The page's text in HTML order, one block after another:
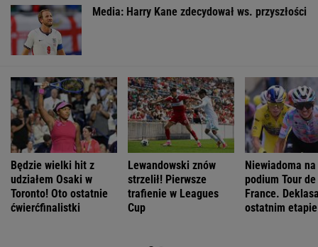
Media: Harry Kane zdecydował ws. przyszłości
Będzie wielki hit z
udziałem Osaki w
Toronto! Oto ostatnie
ćwierćfinalistki
Lewandowski znów
strzelił! Pierwsze
trafienie w Leagues
Cup
Niewiadoma na
podium Tour de
France.
ostatnim etapie